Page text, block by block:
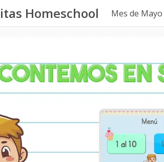
Homeschool Mes de Mayo